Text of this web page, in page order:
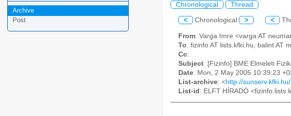
Archive
Post
Chronological Thread
< Chronological > <
From: Varga Imre <varga AT
To: fizinfo AT lists.kfki.hu, balint AT
Cc:
Subject: [Fizinfo] BME Elmeleti
Date: Mon, 2 May 2005 10:39:23
List-archive: <http://
List-id : ELFT HÍRADÓ